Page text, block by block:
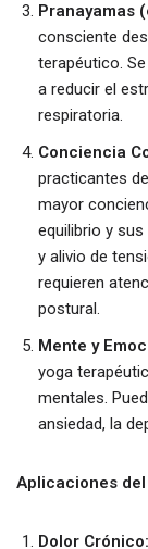
Pranayamas
consciente
terapéutico.
a reducir el
respiratoria.
Conciencia
practicantes
mayor
equilibrio y
y alivio de
requieren
postural.
Mente y
yoga
mentales.
ansiedad, la
Aplicaciones
Dolor Crónico: